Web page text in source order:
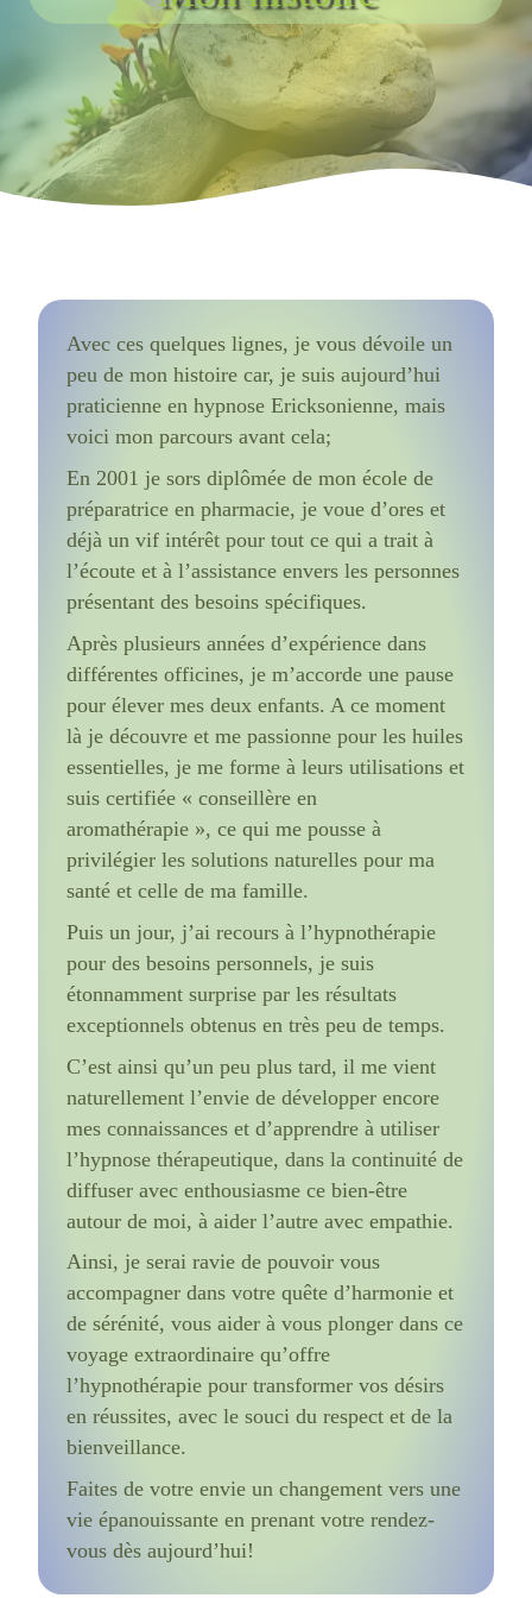
Avec ces quelques lignes, je vous dévoile un
peu de mon histoire car, je suis aujourd’hui
praticienne en hypnose Ericksonienne, mais
voici mon parcours avant cela;
En 2001 je sors diplômée de mon école de
préparatrice en pharmacie, je voue d’ores et
déjà un vif intérêt pour tout ce qui a trait à
l’écoute et à l’assistance envers les personnes
présentant des besoins spécifiques.
Après plusieurs années d’expérience dans
différentes officines, je m’accorde une pause
pour élever mes deux enfants. A ce moment
là je découvre et me passionne pour les huiles
essentielles, je me forme à leurs utilisations et
suis certifiée « conseillère en
aromathérapie », ce qui me pousse à
privilégier les solutions naturelles pour ma
santé et celle de ma famille.
Puis un jour, j’ai recours à l’hypnothérapie
pour des besoins personnels, je suis
étonnamment surprise par les résultats
exceptionnels obtenus en très peu de temps.
C’est ainsi qu’un peu plus tard, il me vient
naturellement l’envie de développer encore
mes connaissances et d’apprendre à utiliser
l’hypnose thérapeutique, dans la continuité de
diffuser avec enthousiasme ce bien-être
autour de moi, à aider l’autre avec empathie.
Ainsi, je serai ravie de pouvoir vous
accompagner dans votre quête d’harmonie et
de sérénité, vous aider à vous plonger dans ce
voyage extraordinaire qu’offre
l’hypnothérapie pour transformer vos désirs
en réussites, avec le souci du respect et de la
bienveillance.
Faites de votre envie un changement vers une
vie épanouissante en prenant votre rendez-
vous dès aujourd’hui!